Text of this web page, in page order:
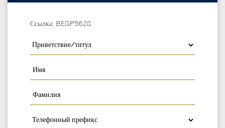
Ссылка: BEGP5628